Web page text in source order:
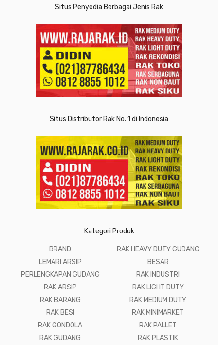
Situs Penyedia Berbagai Jenis Rak
Situs Distributor Rak No. 1 di Indonesia
Kategori Produk
BRAND
LEMARI ARSIP
PERLENGKAPAN GUDANG
RAK ARSIP
RAK BARANG
RAK BESI
RAK GONDOLA
RAK GUDANG
RAK HEAVY DUTY GUDANG
BESAR
RAK INDUSTRI
RAK LIGHT DUTY
RAK MEDIUM DUTY
RAK MINIMARKET
RAK PALLET
RAK PLASTIK